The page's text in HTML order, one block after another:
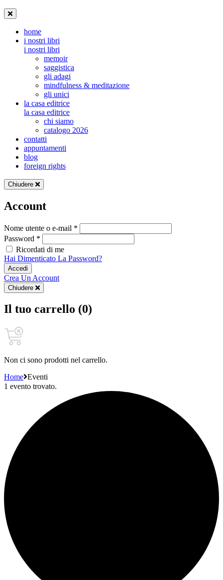
home
i nostri libri
i nostri libri
memoir
saggistica
gli adagi
mindfulness & meditazione
gli unici
la casa editrice
la casa editrice
chi siamo
catalogo 2026
contatti
appuntamenti
blog
foreign rights
Chiudere
Account
Nome utente o e-mail *
Password *
Ricordati di me
Hai Dimenticato La Password?
Accedi
Crea Un Account
Chiudere
Il tuo carrello (0)
Non ci sono prodotti nel carrello.
Home Eventi
1 evento trovato.